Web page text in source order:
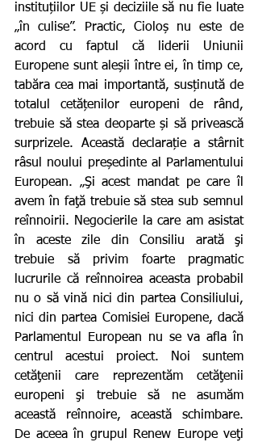
instituțiilor UE și deciziile să nu fie luate
„în culise”. Practic, Cioloș nu este de
acord cu faptul că liderii Uniunii
Europene sunt aleșii între ei, în timp ce,
tabăra cea mai importantă, susținută de
totalul cetățenilor europeni de rând,
trebuie să stea deoparte și să privească
surprizele. Această declarație a stârnit
râsul noului președinte al Parlamentului
European. „Şi acest mandat pe care îl
avem în faţă trebuie să stea sub semnul
reînnoirii. Negocierile la care am asistat
în aceste zile din Consiliu arată şi
trebuie să privim foarte pragmatic
lucrurile că reînnoirea aceasta probabil
nu o să vină nici din partea Consiliului,
nici din partea Comisiei Europene, dacă
Parlamentul European nu se va afla în
centrul acestui proiect. Noi suntem
cetăţenii care reprezentăm cetăţenii
europeni şi trebuie să ne asumăm
această reînnoire, această schimbare.
De aceea în grupul Renew Europe veţi